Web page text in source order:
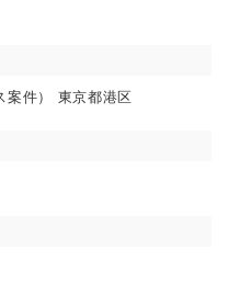
案件） 東京都港区